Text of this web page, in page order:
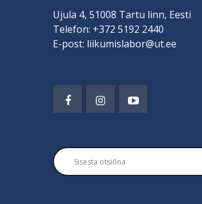
Ujula 4, 51008 Tartu linn, Eesti
Telefon: +372 5192 2440
E-post: liikumislabor@ut.ee